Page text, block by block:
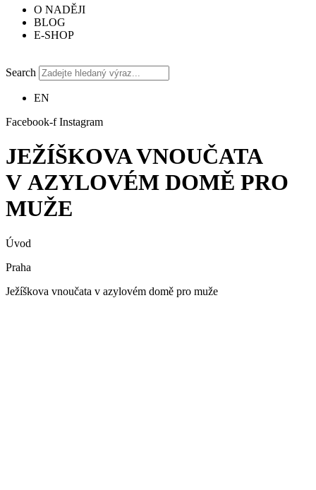
O NADĚJI
BLOG
E-SHOP
Search
EN
Facebook-f Instagram
JEŽÍŠKOVA VNOUČATA
V AZYLOVÉM DOMĚ PRO
MUŽE
Úvod
Praha
Ježíškova vnoučata v azylovém domě pro muže